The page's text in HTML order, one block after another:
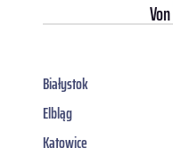
Von
Białystok
Elbląg
Katowice